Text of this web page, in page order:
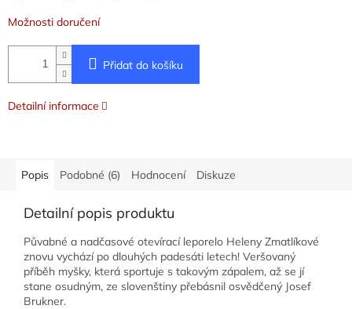
Možnosti doručení
Přidat do košíku
Detailní informace
Popis Podobné (6) Hodnocení Diskuze
Detailní popis produktu
Půvabné a nadčasové otevírací leporelo Heleny Zmatlíkové
znovu vychází po dlouhých padesáti letech! Veršovaný
příběh myšky, která sportuje s takovým zápalem, až se jí
stane osudným, ze slovenštiny přebásnil osvědčený Josef
Brukner.